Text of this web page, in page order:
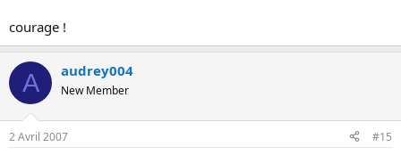
courage !
A audrey004
New Member
2 Avril 2007 #15